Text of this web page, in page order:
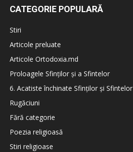
CATEGORIE POPULARĂ
Stiri
Articole preluate
Articole Ortodoxia.md
Proloagele Sfinților și a Sfintelor
6. Acatiste închinate Sfinților și Sfintelor
Rugăciuni
Fără categorie
Poezia religioasă
Stiri religioase